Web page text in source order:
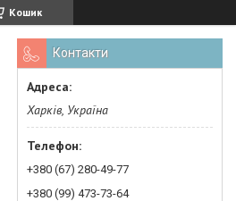
Кошик
Контакти
Харків, Україна
+380 (67) 280-49-77
+380 (99) 473-73-64